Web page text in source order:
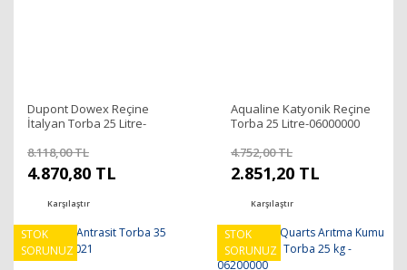
Dupont Dowex Reçine
İtalyan Torba 25 Litre-
8.118,00 TL
4.870,80 TL
Karşılaştır
Aqualine Katyonik Reçine
Torba 25 Litre-06000000
4.752,00 TL
2.851,20 TL
Karşılaştır
STOK
SORUNUZ
STOK
SORUNUZ